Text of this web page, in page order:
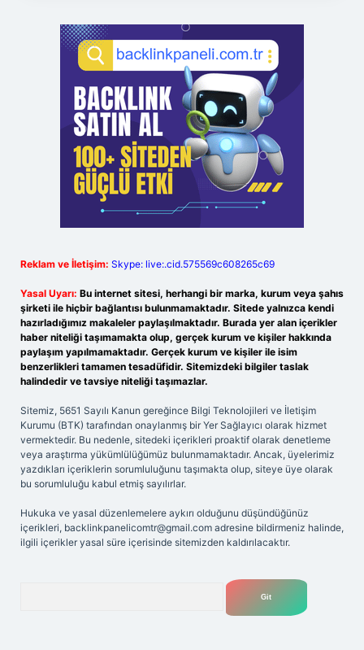
Reklam ve İletişim: Skype: live:.cid.575569c608265c69
Yasal Uyarı: Bu internet sitesi, herhangi bir marka, kurum veya şahıs
şirketi ile hiçbir bağlantısı bulunmamaktadır. Sitede yalnızca kendi
hazırladığımız makaleler paylaşılmaktadır. Burada yer alan içerikler
haber niteliği taşımamakta olup, gerçek kurum ve kişiler hakkında
paylaşım yapılmamaktadır. Gerçek kurum ve kişiler ile isim
benzerlikleri tamamen tesadüfidir. Sitemizdeki bilgiler taslak
halindedir ve tavsiye niteliği taşımazlar.
Sitemiz, 5651 Sayılı Kanun gereğince Bilgi Teknolojileri ve İletişim
Kurumu (BTK) tarafından onaylanmış bir Yer Sağlayıcı olarak hizmet
vermektedir. Bu nedenle, sitedeki içerikleri proaktif olarak denetleme
veya araştırma yükümlülüğümüz bulunmamaktadır. Ancak, üyelerimiz
yazdıkları içeriklerin sorumluluğunu taşımakta olup, siteye üye olarak
bu sorumluluğu kabul etmiş sayılırlar.
Hukuka ve yasal düzenlemelere aykırı olduğunu düşündüğünüz
içerikleri, backlinkpanelicomtr@gmail.com adresine bildirmeniz halinde,
ilgili içerikler yasal süre içerisinde sitemizden kaldırılacaktır.